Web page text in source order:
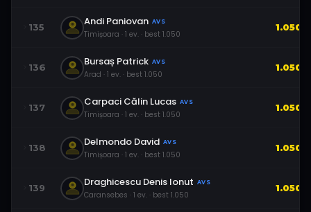
135 Andi Paniovan AVS
Timișoara · 1 ev. · best 1.050
1.050
136 Bursaș Patrick AVS
Arad · 1 ev. · best 1.050
1.050
137 Carpaci Călin Lucas AVS
Timișoara · 1 ev. · best 1.050
1.050
138 Delmondo David AVS
Timișoara · 1 ev. · best 1.050
1.050
139 Draghicescu Denis Ionut AVS
Caransebes · 1 ev. · best 1.050
1.050